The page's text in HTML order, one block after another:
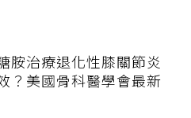
胺治療退化性膝關節炎
？美國骨科醫學會最新